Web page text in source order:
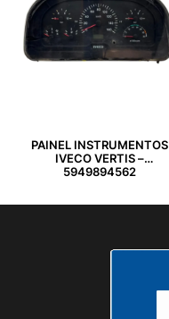
PAINEL INSTRUMENTOS
IVECO VERTIS –
5949894562